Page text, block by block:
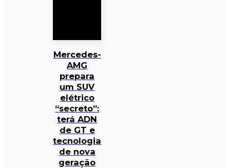
Mercedes-
AMG
prepara
um SUV
elétrico
“secreto”:
terá ADN
de GT e
tecnologia
de nova
geração